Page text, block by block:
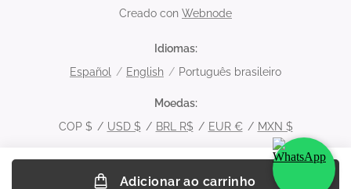
Adicionar ao carrinho
Creado con Webnode
Idiomas
Español
English Português brasileiro
Moedas
COP $
USD $ BRL R$ EUR € MXN $